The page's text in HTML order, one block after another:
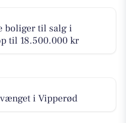
boliger til salg i
til 18.500.000 kr
i Vipperød